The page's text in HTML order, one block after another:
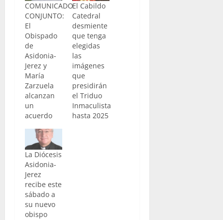
COMUNICADO
CONJUNTO:
El
Obispado
de
Asidonia-
Jerez y
María
Zarzuela
alcanzan
un
acuerdo
El Cabildo
Catedral
desmiente
que tenga
elegidas
las
imágenes
que
presidirán
el Triduo
Inmaculista
hasta 2025
La Diócesis
Asidonia-
Jerez
recibe este
sábado a
su nuevo
obispo